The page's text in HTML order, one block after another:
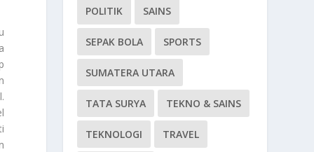
POLITIK SAINS
SEPAK BOLA SPORTS
SUMATERA UTARA
TATA SURYA TEKNO & SAINS
TEKNOLOGI TRAVEL